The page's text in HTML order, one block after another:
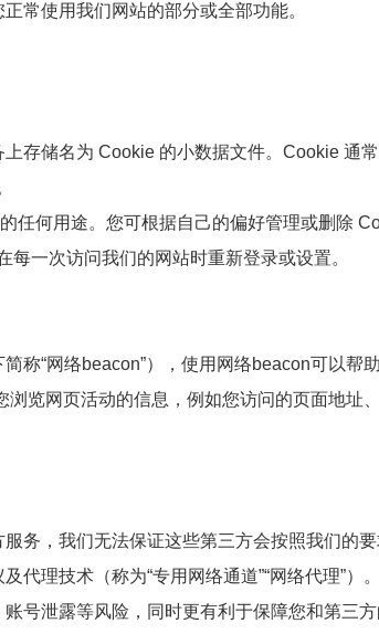
常使用我们网站的部分或全部功能。
存储名为 Cookie 的小数据文件。Cookie 通
任何用途。您可根据自己的偏好管理或删除
一次访问我们的网站时重新登录或设置。
称“网络beacon”），使用网络beacon可以帮
览网页活动的信息，例如您访问的页面地址
务，我们无法保证这些第三方会按照我们的
代理技术（称为“专用网络通道”“网络代理”）
号泄露等风险，同时更有利于保障您和第三方